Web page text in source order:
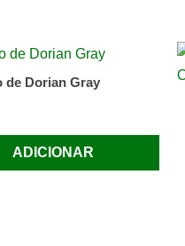
de Dorian Gray
ADICIONAR